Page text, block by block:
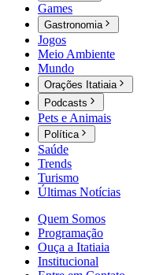
Games
Gastronomia
Jogos
Meio Ambiente
Mundo
Orações Itatiaia
Podcasts
Pets e Animais
Política
Saúde
Trends
Turismo
Últimas Notícias
Quem Somos
Programação
Ouça a Itatiaia
Institucional